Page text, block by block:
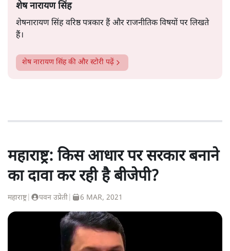
शेष नारायण सिंह
शेषनारायण सिंह वरिष्ठ पत्रकार हैं और राजनीतिक विषयों पर लिखते
हैं।
शेष नारायण सिंहकी और स्टोरी पढ़ें
महाराष्ट्र: किस आधार पर सरकार बनाने
का दावा कर रही है बीजेपी?
महाराष्ट्र| पवन उप्रेती 6 MAR, 2021